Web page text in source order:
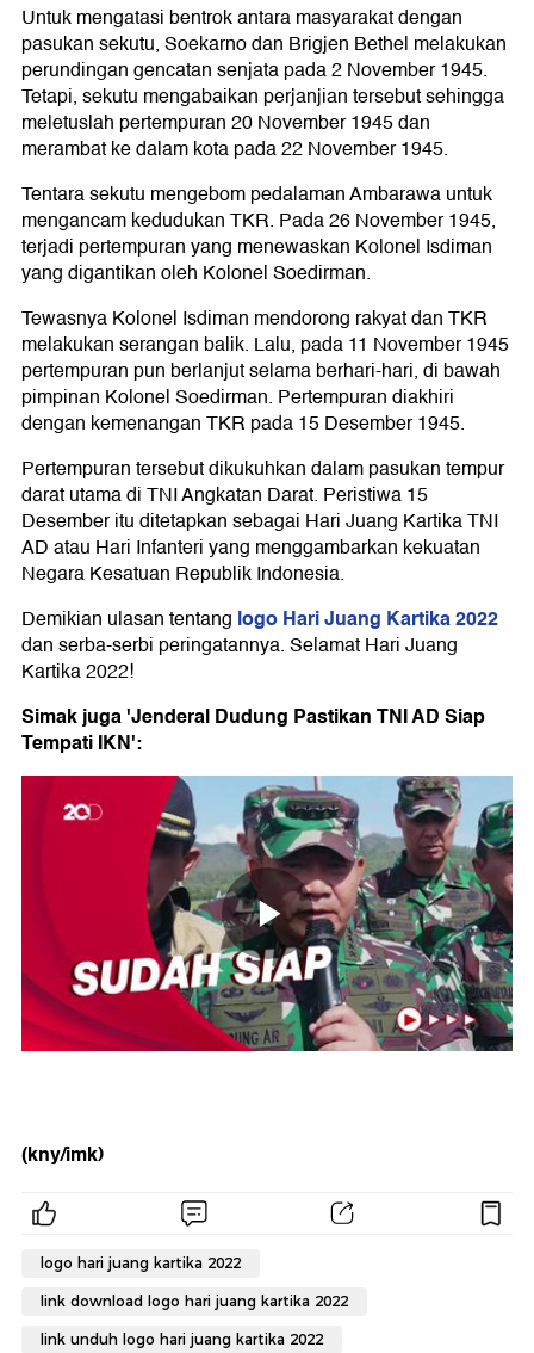
Untuk mengatasi bentrok antara masyarakat dengan
pasukan sekutu, Soekarno dan Brigjen Bethel melakukan
perundingan gencatan senjata pada 2 November 1945.
Tetapi, sekutu mengabaikan perjanjian tersebut sehingga
meletuslah pertempuran 20 November 1945 dan
merambat ke dalam kota pada 22 November 1945.
Tentara sekutu mengebom pedalaman Ambarawa untuk
mengancam kedudukan TKR. Pada 26 November 1945,
terjadi pertempuran yang menewaskan Kolonel Isdiman
yang digantikan oleh Kolonel Soedirman.
Tewasnya Kolonel Isdiman mendorong rakyat dan TKR
melakukan serangan balik. Lalu, pada 11 November 1945
pertempuran pun berlanjut selama berhari-hari, di bawah
pimpinan Kolonel Soedirman. Pertempuran diakhiri
dengan kemenangan TKR pada 15 Desember 1945.
Pertempuran tersebut dikukuhkan dalam pasukan tempur
darat utama di TNI Angkatan Darat. Peristiwa 15
Desember itu ditetapkan sebagai Hari Juang Kartika TNI
AD atau Hari Infanteri yang menggambarkan kekuatan
Negara Kesatuan Republik Indonesia.
Demikian ulasan tentang logo Hari Juang Kartika 2022
dan serba-serbi peringatannya. Selamat Hari Juang
Kartika 2022!
Simak juga 'Jenderal Dudung Pastikan TNI AD Siap
Tempati IKN':
(kny/imk)
logo hari juang kartika 2022
link download logo hari juang kartika 2022
link unduh logo hari juang kartika 2022